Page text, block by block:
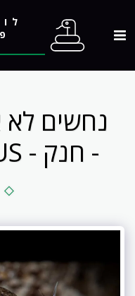
נחשים לא
- חנק - ERYX JACULUS